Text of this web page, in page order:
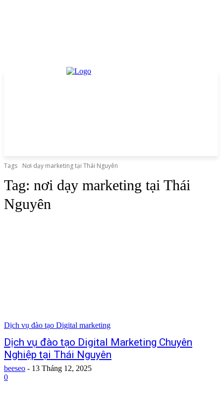
Tags Nơi dạy marketing tại Thái Nguyên
Tag: nơi dạy marketing tại Thái
Nguyên
Dịch vụ đào tạo Digital marketing
Dịch vụ đào tạo Digital Marketing Chuyên
Nghiệp tại Thái Nguyên
beeseo - 13 Tháng 12, 2025
0